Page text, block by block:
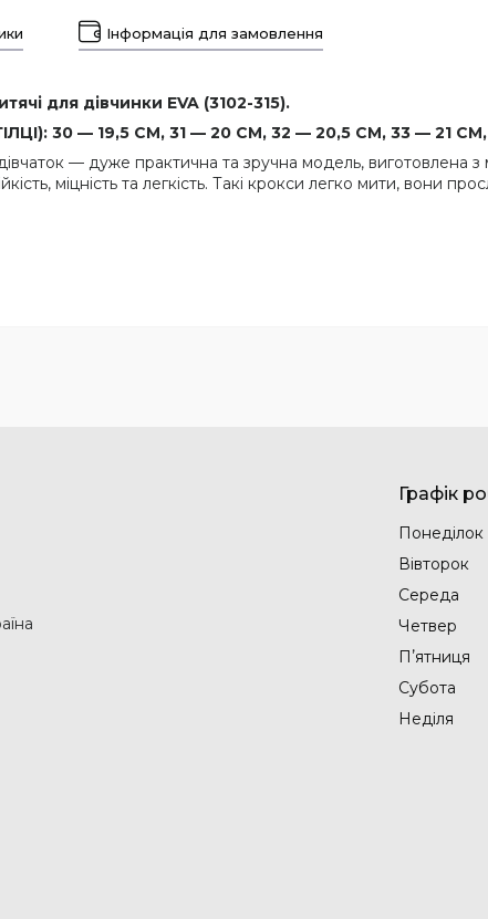
Інформація для замовлення
для дівчинки EVA (3102-315).
30 — 19,5 СМ, 31 — 20 СМ, 32 — 20,5 СМ, 33 — 21
— дуже практична та зручна модель, виготовлена з
міцність та легкість. Такі крокси легко мити, вони
Графік
Понеділок
Вівторок
Середа
Четвер
Пʼятниця
Субота
Неділя